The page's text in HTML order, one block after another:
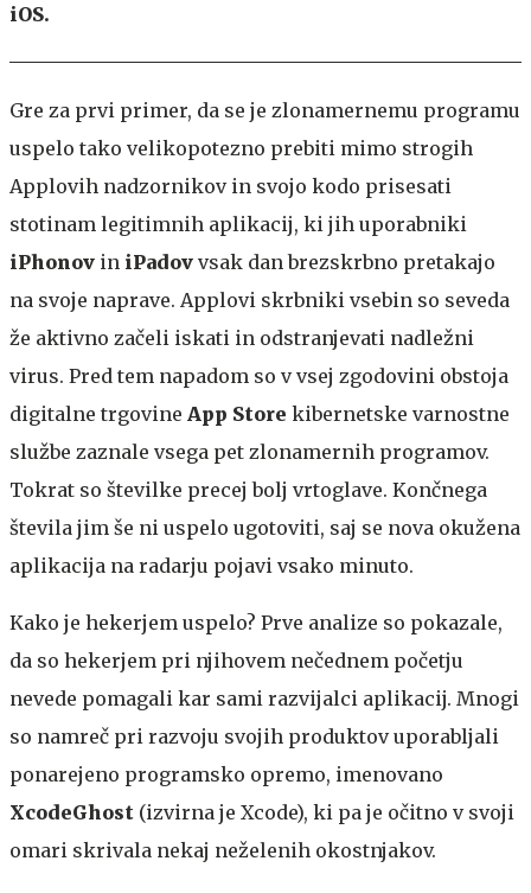
iOS.
Gre za prvi primer, da se je zlonamernemu programu
uspelo tako velikopotezno prebiti mimo strogih
Applovih nadzornikov in svojo kodo prisesati
stotinam legitimnih aplikacij, ki jih uporabniki
iPhonov in iPadov vsak dan brezskrbno pretakajo
na svoje naprave. Applovi skrbniki vsebin so seveda
že aktivno začeli iskati in odstranjevati nadležni
virus. Pred tem napadom so v vsej zgodovini obstoja
digitalne trgovine App Store kibernetske varnostne
službe zaznale vsega pet zlonamernih programov.
Tokrat so številke precej bolj vrtoglave. Končnega
števila jim še ni uspelo ugotoviti, saj se nova okužena
aplikacija na radarju pojavi vsako minuto.
Kako je hekerjem uspelo? Prve analize so pokazale,
da so hekerjem pri njihovem nečednem početju
nevede pomagali kar sami razvijalci aplikacij. Mnogi
so namreč pri razvoju svojih produktov uporabljali
ponarejeno programsko opremo, imenovano
XcodeGhost (izvirna je Xcode), ki pa je očitno v svoji
omari skrivala nekaj neželenih okostnjakov.